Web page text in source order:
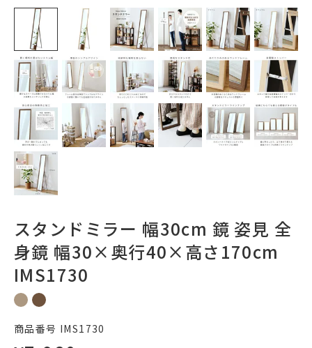
スタンドミラー 幅30cm 鏡 姿見 全
身鏡 幅30×奥行40×高さ170cm
IMS1730
商品番号 IMS1730